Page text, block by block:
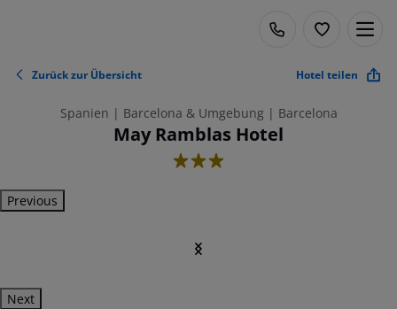
Zurück zur Übersicht Hotel teilen
Spanien | Barcelona & Umgebung | Barcelona
May Ramblas Hotel
3
Previous
Next